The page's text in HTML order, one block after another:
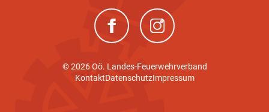
(neues Fenster)(neues Fenster)
© 2026 Oö. Landes-Feuerwehrverband
KontaktDatenschutzImpressum